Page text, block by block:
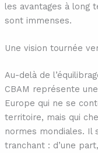
les avantages à long
sont immenses.
Une vision tournée
Au-delà de
CBAM représente
Europe qui ne se
territoire, mais qui
normes mondiales. Il
tranchant : d’une